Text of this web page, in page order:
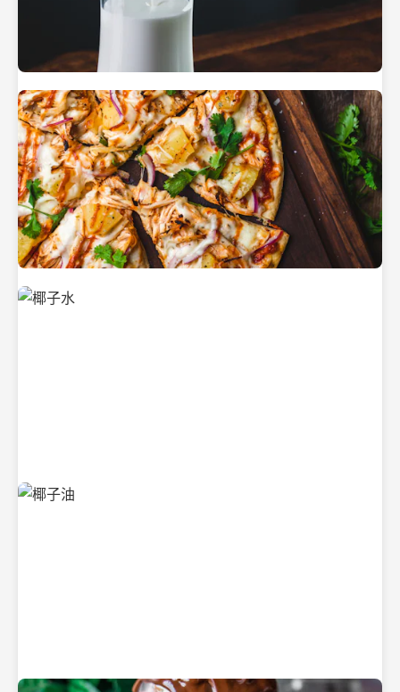
热带海滩上的椰子树
新鲜采摘的椰子
清凉解渴的椰子水
纯净的初榨椰子油